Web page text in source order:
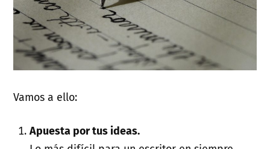
Vamos a ello:
Apuesta por tus ideas.